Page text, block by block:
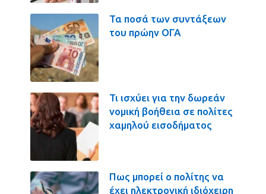
Τα ποσά των συντάξεων
του πρώην ΟΓΑ
Τι ισχύει για την δωρεάν
νομική βοήθεια σε πολίτες
χαμηλού εισοδήματος
Πως μπορεί ο πολίτης να
έχει ηλεκτρονική ιδιόχειρη